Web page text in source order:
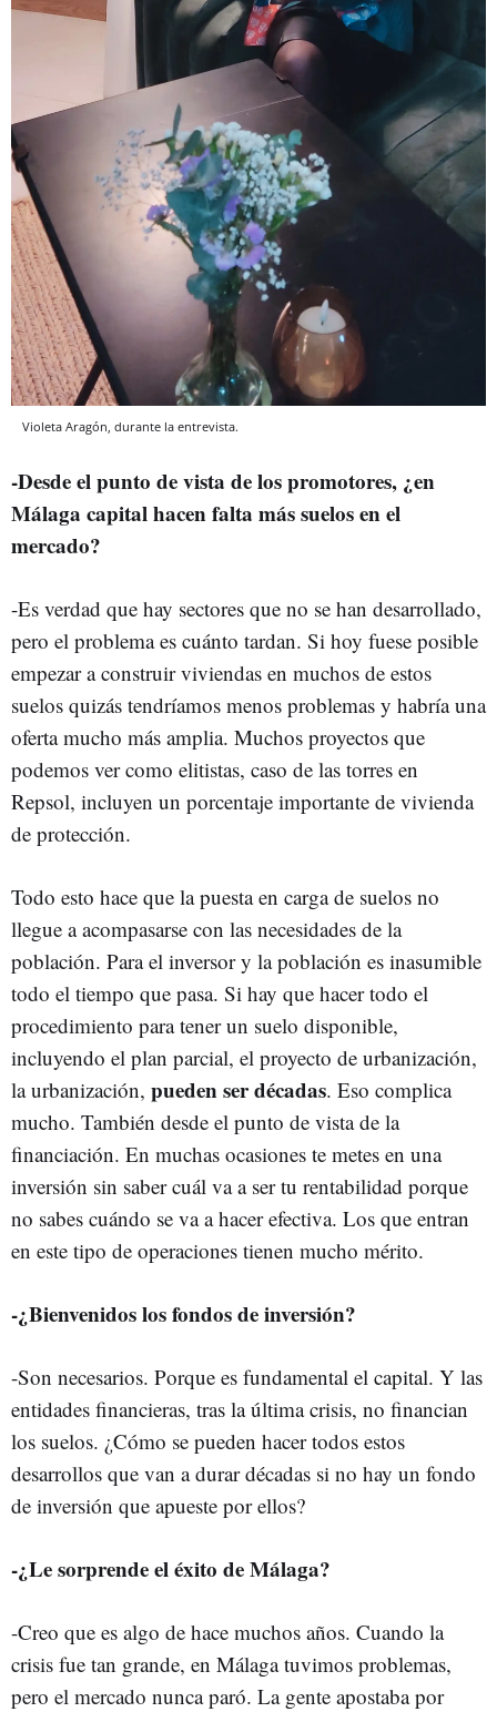
Violeta Aragón, durante la entrevista.
-Desde el punto de vista de los promotores, ¿en
Málaga capital hacen falta más suelos en el
mercado?
-Es verdad que hay sectores que no se han desarrollado,
pero el problema es cuánto tardan. Si hoy fuese posible
empezar a construir viviendas en muchos de estos
suelos quizás tendríamos menos problemas y habría una
oferta mucho más amplia. Muchos proyectos que
podemos ver como elitistas, caso de las torres en
Repsol, incluyen un porcentaje importante de vivienda
de protección.
Todo esto hace que la puesta en carga de suelos no
llegue a acompasarse con las necesidades de la
población. Para el inversor y la población es inasumible
todo el tiempo que pasa. Si hay que hacer todo el
procedimiento para tener un suelo disponible,
incluyendo el plan parcial, el proyecto de urbanización,
la urbanización, pueden ser décadas. Eso complica
mucho. También desde el punto de vista de la
financiación. En muchas ocasiones te metes en una
inversión sin saber cuál va a ser tu rentabilidad porque
no sabes cuándo se va a hacer efectiva. Los que entran
en este tipo de operaciones tienen mucho mérito.
-¿Bienvenidos los fondos de inversión?
-Son necesarios. Porque es fundamental el capital. Y las
entidades financieras, tras la última crisis, no financian
los suelos. ¿Cómo se pueden hacer todos estos
desarrollos que van a durar décadas si no hay un fondo
de inversión que apueste por ellos?
-¿Le sorprende el éxito de Málaga?
-Creo que es algo de hace muchos años. Cuando la
crisis fue tan grande, en Málaga tuvimos problemas,
pero el mercado nunca paró. La gente apostaba por